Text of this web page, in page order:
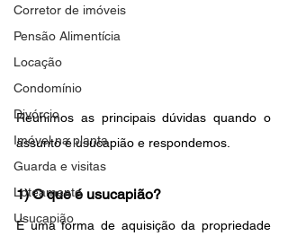
Corretor de imóveis
Pensão Alimentícia
Locação
Condomínio
Divórcio
Imóvel na planta
Guarda e visitas
Loteamento
Usucapião
Reunimos as principais dúvidas quando o
assunto é usucapião e respondemos.
1) O que é usucapião?
É uma forma de aquisição da propriedade